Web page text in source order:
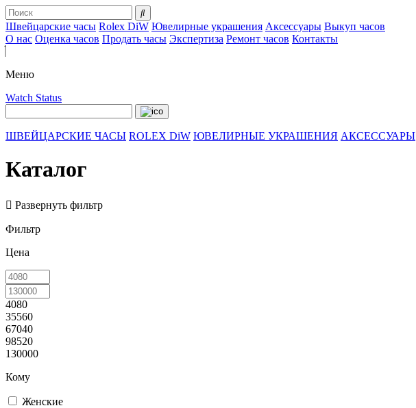
Швейцарские часы Rolex DiW Ювелирные украшения Аксессуары Выкуп часов
О нас Оценка часов Продать часы Экспертиза Ремонт часов Контакты
Меню
Watch Status
ШВЕЙЦАРСКИЕ ЧАСЫ ROLEX DiW ЮВЕЛИРНЫЕ УКРАШЕНИЯ АКСЕССУАРЫ
Каталог
Развернуть фильтр
Фильтр
Цена
4080
35560
67040
98520
130000
Кому
Женские